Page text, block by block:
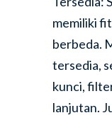
memiliki
berbeda.
tersedia,
kunci,
lanjutan.